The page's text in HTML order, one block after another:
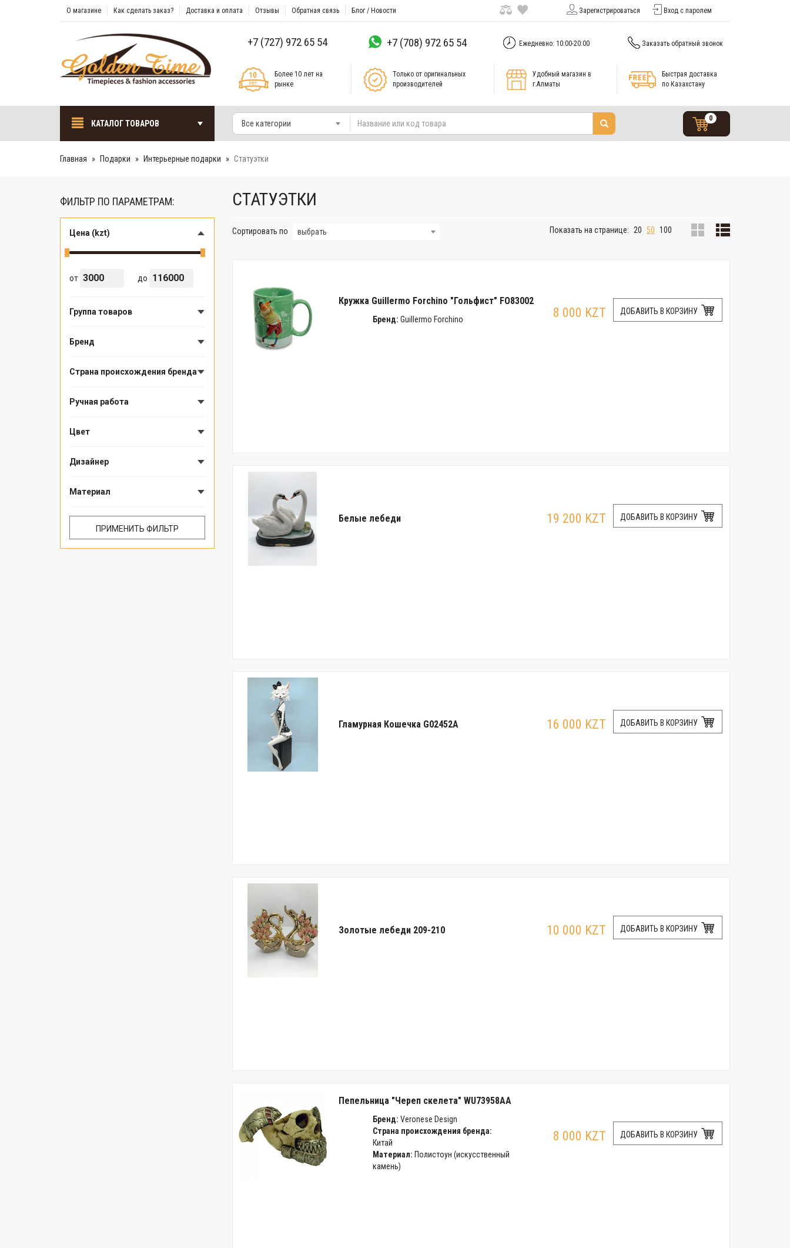
О магазине Как сделать заказ? Доставка и оплата Отзывы Обратная связь Блог / Новости Зарегистрироваться Вход с паролем
+7 (727) 972 65 54 +7 (708) 972 65 54 Ежедневно: 10:00-20:00 Заказать обратный звонок
Более 10 лет на
рынке
Только от оригинальных
производителей
Удобный магазин в
г.Алматы
Быстрая доставка
по Казахстану
КАТАЛОГ ТОВАРОВ Все категории
0
Главная Подарки Интерьерные подарки Cтатуэтки
ФИЛЬТР ПО ПАРАМЕТРАМ:
Цена (kzt)
от до
Группа товаров
Бренд
Страна происхождения бренда
Ручная работа
Цвет
Дизайнер
Материал
CТАТУЭТКИ
Сортировать по выбрать Показать на странице: 20 50 100
Кружка Guillermo Forchino "Гольфист" FO83002
Бренд: Guillermo Forchino 8 000 KZT ДОБАВИТЬ В КОРЗИНУ
Белые лебеди 19 200 KZT ДОБАВИТЬ В КОРЗИНУ
Гламурная Кошечка G02452A 16 000 KZT ДОБАВИТЬ В КОРЗИНУ
Золотые лебеди 209-210 10 000 KZT ДОБАВИТЬ В КОРЗИНУ
Пепельница "Череп скелета" WU73958AA
Бренд: Veronese Design
Страна происхождения бренда:
Китай
Материал: Полистоун (искусственный
камень)
8 000 KZT ДОБАВИТЬ В КОРЗИНУ